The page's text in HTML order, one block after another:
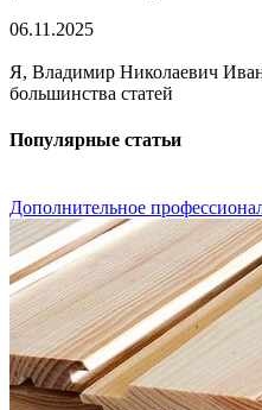
06.11.2025
Я, Владимир Николаевич
большинства статей
Популярные статьи
Дополнительное